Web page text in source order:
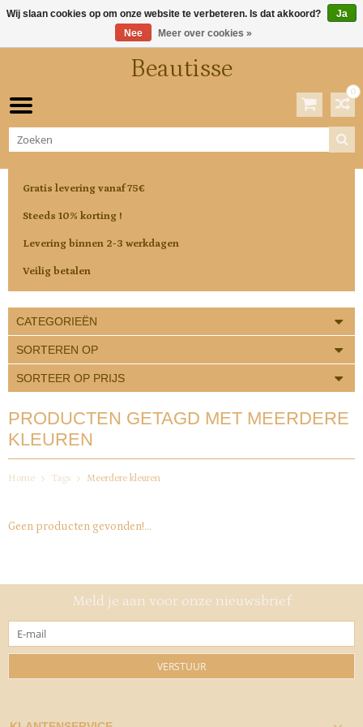
Beautisse
0
Gratis levering vanaf 75€
Steeds 10% korting !
Levering binnen 2-3 werkdagen
Veilig betalen
CATEGORIEËN
SORTEREN OP
SORTEER OP PRIJS
PRODUCTEN GETAGD MET MEERDERE
KLEUREN
Home Tags Meerdere kleuren
Geen producten gevonden!...
Meld je aan voor onze nieuwsbrief
VERSTUUR
Wij slaan cookies op om onze website te verbeteren. Is dat akkoord?
Ja
Nee
Meer over cookies »